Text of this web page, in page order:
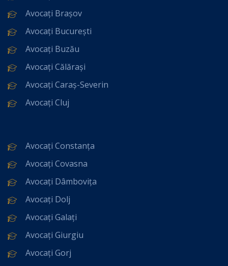
Avocați Brașov
Avocați București
Avocați Buzău
Avocați Călărași
Avocați Caraș-Severin
Avocați Cluj
Avocați Constanța
Avocați Covasna
Avocați Dâmbovița
Avocați Dolj
Avocați Galați
Avocați Giurgiu
Avocați Gorj